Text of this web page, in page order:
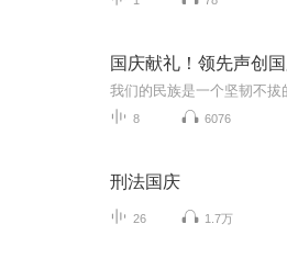
国庆献礼！领先声创
8 6076
刑法国庆
26 1.7万